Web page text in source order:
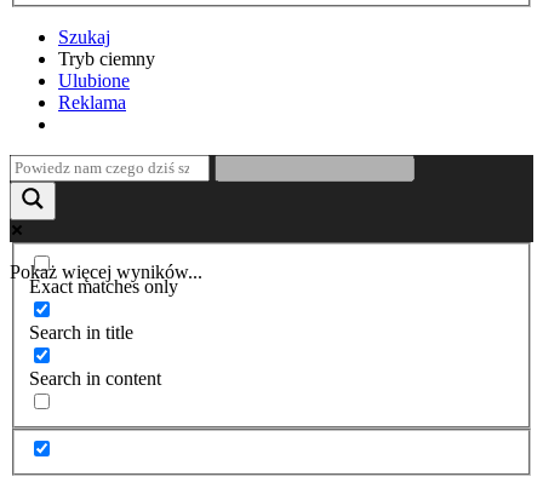
Szukaj
Tryb ciemny
Ulubione
Reklama
Pokaż więcej wyników...
Exact matches only
Search in title
Search in content